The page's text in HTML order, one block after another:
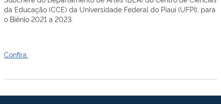
da Educação (CCE) da Universidade Federal do Piauí (UFPI), para
o Biênio 2021 a 2023.
Confira.